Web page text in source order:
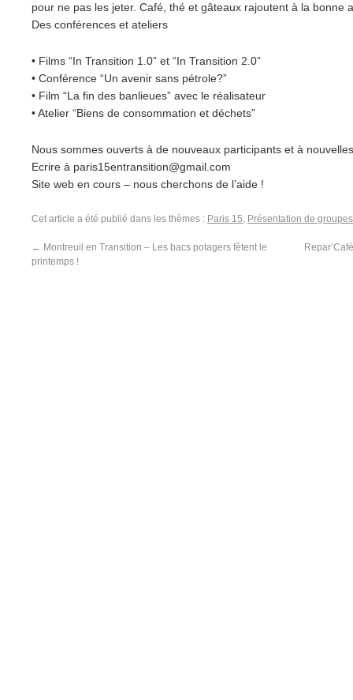
pour ne pas les jeter. Café, thé et gâteaux rajoutent à la bonne
Des conférences et ateliers
• Films “In Transition 1.0” et “In Transition 2.0”
• Conférence “Un avenir sans pétrole?”
• Film “La fin des banlieues” avec le réalisateur
• Atelier “Biens de consommation et déchets”
Nous sommes ouverts à de nouveaux participants et à
Ecrire à paris15entransition@gmail.com
Site web en cours – nous cherchons de l’aide !
Cet article a été publié dans les thèmes : Paris 15, Présentation de
← Montreuil en Transition – Les bacs potagers fêtent le
printemps !